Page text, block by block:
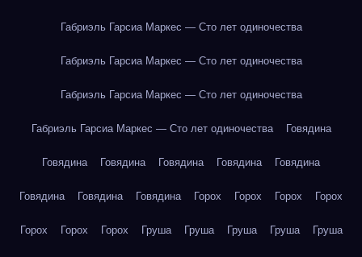
Габриэль Гарсиа Маркес — Сто лет одиночества
Габриэль Гарсиа Маркес — Сто лет одиночества
Габриэль Гарсиа Маркес — Сто лет одиночества
Габриэль Гарсиа Маркес — Сто лет одиночества Говядина
Говядина Говядина Говядина Говядина Говядина
Говядина Говядина Говядина Горох Горох Горох Горох
Горох Горох Горох Груша Груша Груша Груша Груша